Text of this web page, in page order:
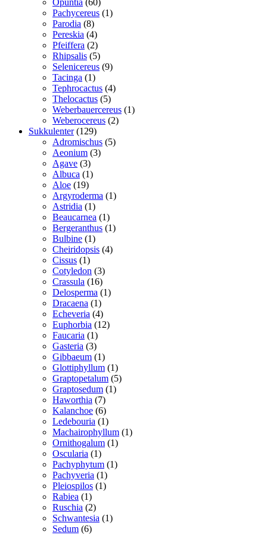
Opuntia 60
varer
Pachycereus 11
Parodia 88
varer
Pereskia 44
varer
Pfeiffera 22
varer
Rhipsalis 55
varer
Selenicereus 99
Tacinga 11
vare
Tephrocactus 44
Thelocactus 55
varer
Weberbauercereus 11
Weberocereus 22
Sukkulenter 129129
varer
Adromischus 55
Aeonium 33
Agave 33
varer
Albuca 11
Aloe 1919
varer
Argyroderma 11
Astridia 11
vare
Beaucarnea 11
vare
Bergeranthus 11
Bulbine 11
vare
Cheiridopsis 44
Cissus 11
vare
Cotyledon 33
varer
Crassula 1616
varer
Delosperma 11
Dracaena 11
vare
Echeveria 44
varer
Euphorbia 1212
Faucaria 11
vare
Gasteria 33
varer
Gibbaeum 11
vare
Glottiphyllum 11
vare
Graptopetalum 55
Graptosedum 11
Haworthia 77
varer
Kalanchoe 66
varer
Ledebouria 11
vare
Machairophyllum 11
Ornithogalum 11
Oscularia 11
vare
Pachyphytum 11
Pachyveria 11
vare
Pleiospilos 11
Rabiea 11
vare
Ruschia 22
varer
Schwantesia 11
Sedum 66